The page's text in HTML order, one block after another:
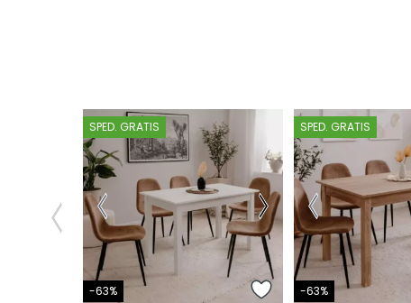
SPED. GRATIS
-63%
SPED. GRATIS
-63%